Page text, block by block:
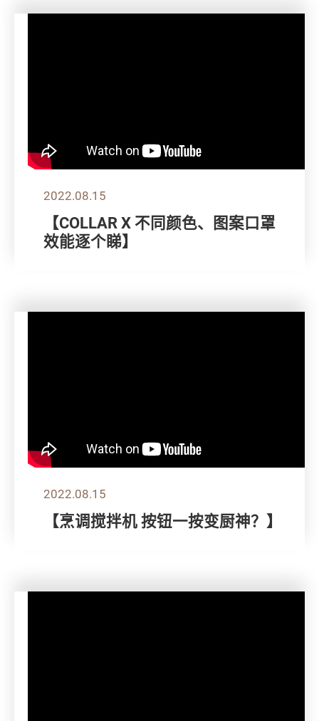
2022.08.15
【COLLAR X 不同颜色、图案口罩
效能逐个睇】
2022.08.15
【烹调搅拌机 按钮一按变厨神？】